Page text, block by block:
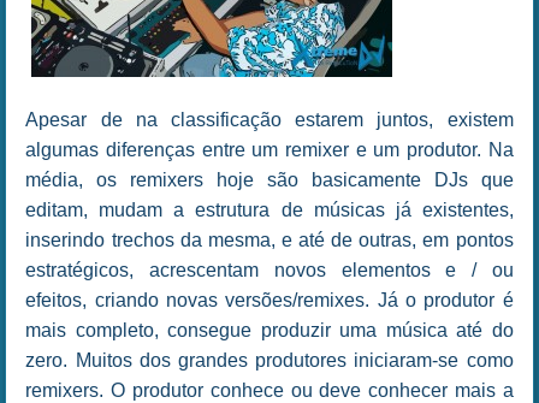
Apesar de na classificação estarem juntos, existem
algumas diferenças entre um remixer e um produtor. Na
média, os remixers hoje são basicamente DJs que
editam, mudam a estrutura de músicas já existentes,
inserindo trechos da mesma, e até de outras, em pontos
estratégicos, acrescentam novos elementos e / ou
efeitos, criando novas versões/remixes. Já o produtor é
mais completo, consegue produzir uma música até do
zero. Muitos dos grandes produtores iniciaram-se como
remixers. O produtor conhece ou deve conhecer mais a